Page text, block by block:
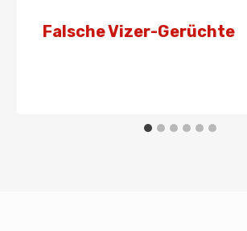
Falsche Vizer-Gerüchte